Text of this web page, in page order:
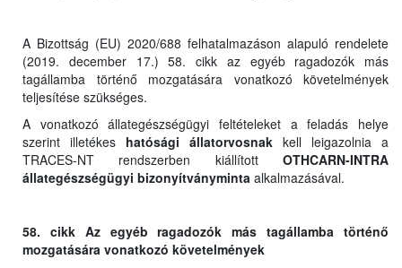
A Bizottság (EU) 2020/688 felhatalmazáson alapuló rendelete
(2019. december 17.) 58. cikk az egyéb ragadozók más
tagállamba történő mozgatására vonatkozó követelmények
teljesítése szükséges.
A vonatkozó állategészségügyi feltételeket a feladás helye
szerint illetékes hatósági állatorvosnak kell leigazolnia a
TRACES-NT rendszerben kiállított OTHCARN-INTRA
állategészségügyi bizonyítványminta alkalmazásával.
58. cikk Az egyéb ragadozók más tagállamba történő
mozgatására vonatkozó követelmények